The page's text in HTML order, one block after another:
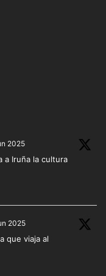
2025
a Iruña la cultura
2025
que viaja al